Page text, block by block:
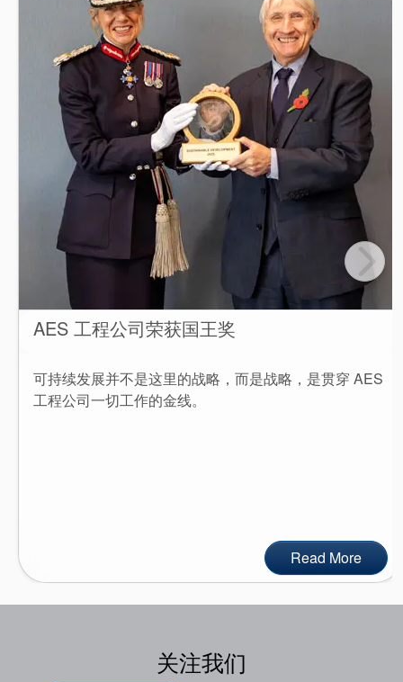
AES 工程公司荣获国王奖
可持续发展并不是这里的战略，而是战略，是贯穿 AES
工程公司一切工作的金线。
Read More
关注我们